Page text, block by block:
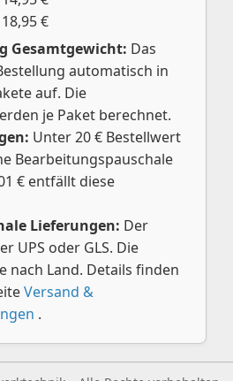
€
Gesamtgewicht: Das
automatisch in
auf. Die
je Paket berechnet.
Unter 20 € Bestellwert
Bearbeitungspauschale
€ entfällt diese
Lieferungen: Der
UPS oder GLS. Die
nach Land. Details finden
Versand &
.